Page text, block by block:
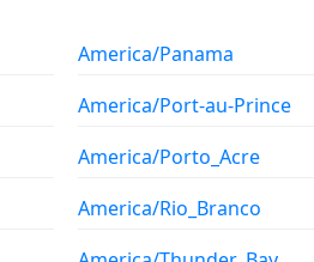
America/Panama
America/Port-au-Prince
America/Porto_Acre
America/Rio_Branco